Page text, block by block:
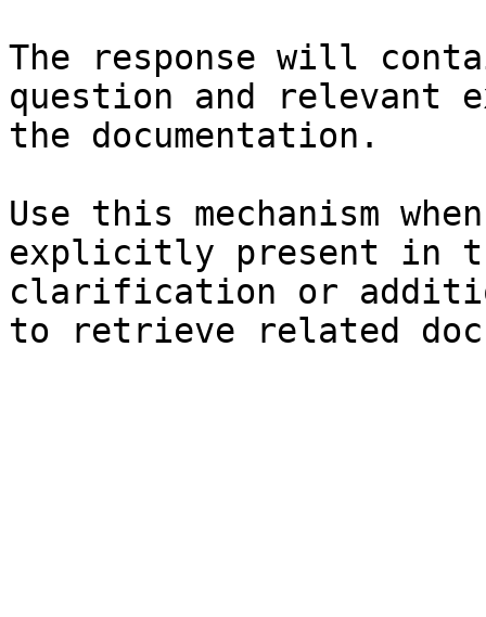
The response will
question and relevant
the documentation.
Use this mechanism
explicitly present in
clarification or